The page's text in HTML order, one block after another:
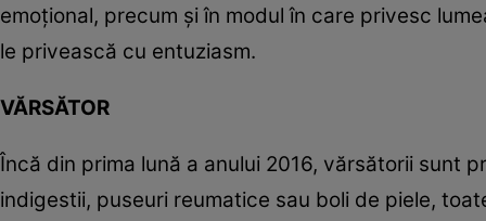
emoţional, precum şi în modul în care privesc
le privească cu entuziasm.
VĂRSĂTOR
Încă din prima lună a anului 2016, vărsătorii sunt
indigestii, puseuri reumatice sau boli de piele,